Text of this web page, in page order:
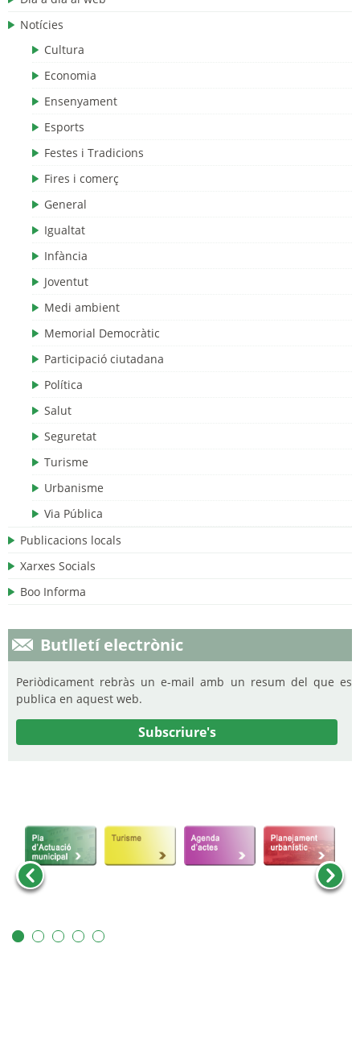
Notícies
Cultura
Economia
Ensenyament
Esports
Festes i Tradicions
Fires i comerç
General
Igualtat
Infància
Joventut
Medi ambient
Memorial Democràtic
Participació ciutadana
Política
Salut
Seguretat
Turisme
Urbanisme
Via Pública
Publicacions locals
Xarxes Socials
Boo Informa
Butlletí electrònic
Periòdicament rebràs un e-mail amb un resum del que es
publica en aquest web.
Subscriure's